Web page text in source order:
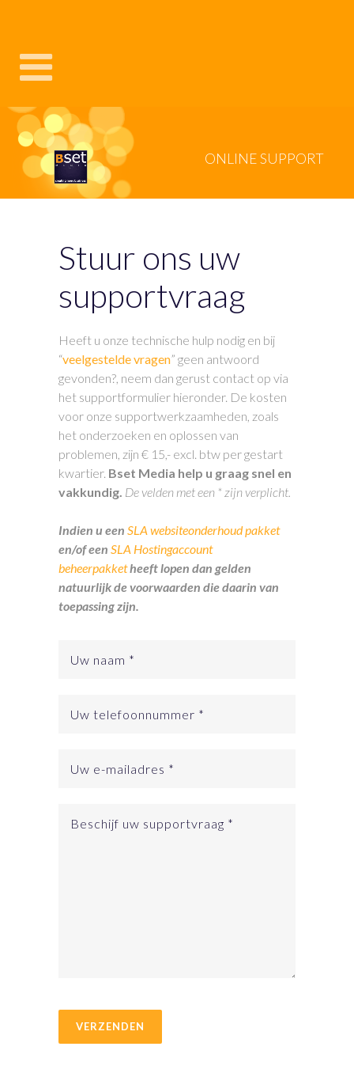
ONLINE SUPPORT
Stuur ons uw
supportvraag
Heeft u onze technische hulp nodig en bij
“veelgestelde vragen” geen antwoord
gevonden?, neem dan gerust contact op via
het supportformulier hieronder. De kosten
voor onze supportwerkzaamheden, zoals
het onderzoeken en oplossen van
problemen, zijn € 15,- excl. btw per gestart
kwartier. Bset Media help u graag snel en
vakkundig. De velden met een * zijn verplicht.
Indien u een SLA websiteonderhoud pakket
en/of een SLA Hostingaccount
beheerpakketheeft lopen dan gelden
natuurlijk de voorwaarden die daarin van
toepassing zijn.